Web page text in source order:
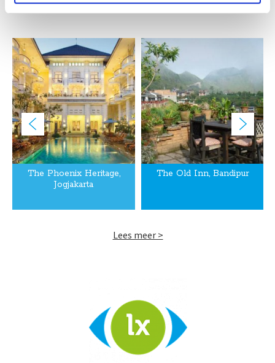
The Phoenix Heritage,
Jogjakarta
The Old Inn, Bandipur
Lees meer >